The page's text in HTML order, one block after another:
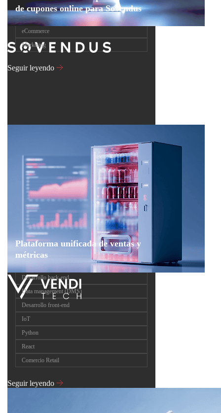
de cupones online para Sovendus
eCommerce
Marketing
Seguir leyendo
Plataforma unificada de ventas y
métricas
Desarrollo back-end
Data management (DMS)
Desarrollo front-end
IoT
Python
React
Comercio Retail
Seguir leyendo